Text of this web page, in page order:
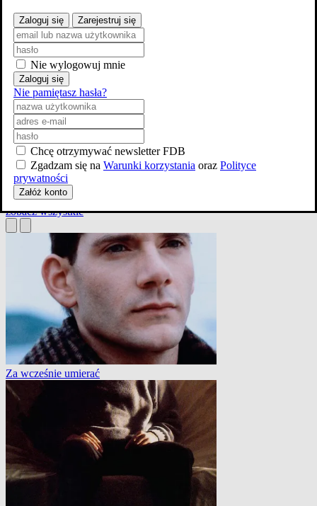
zobacz wszystkie
Za wcześnie umierać
Zaloguj się Zarejestruj się
Nie wylogowuj mnie
Zaloguj się
Nie pamiętasz hasła?
Chcę otrzymywać newsletter FDB
Zgadzam się na Warunki korzystania oraz Polityce
prywatności
Załóż konto